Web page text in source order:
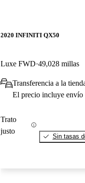
2020 INFINITI QX50
Luxe FWD 49,028 millas
Transferencia a la
El precio incluye envío
Trato
justo
Sin tasas